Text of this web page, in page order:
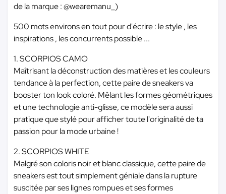
de la marque : @wearemanu_)
500 mots environs en tout pour d'écrire : le style , les
inspirations , les concurrents possible ...
1. SCORPIOS CAMO
Maîtrisant la déconstruction des matières et les couleurs
tendance à la perfection, cette paire de sneakers va
booster ton look coloré. Mêlant les formes géométriques
et une technologie anti-glisse, ce modèle sera aussi
pratique que stylé pour afficher toute l'originalité de ta
passion pour la mode urbaine !
2. SCORPIOS WHITE
Malgré son coloris noir et blanc classique, cette paire de
sneakers est tout simplement géniale dans la rupture
suscitée par ses lignes rompues et ses formes